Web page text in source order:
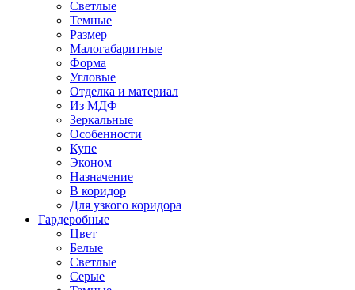
Светлые
Темные
Размер
Малогабаритные
Форма
Угловые
Отделка и материал
Из МДФ
Зеркальные
Особенности
Купе
Эконом
Назначение
В коридор
Для узкого коридора
Гардеробные
Цвет
Белые
Светлые
Серые